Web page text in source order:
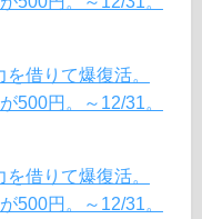
借りて爆復活。
500円。～12/31。
借りて爆復活。
500円。～12/31。